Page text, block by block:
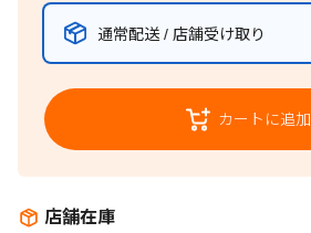
通常配送 / 店舗受け取り
カートに追加
店舗在庫